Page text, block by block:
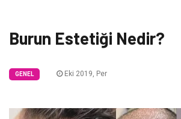
Burun Estetiği Nedir?
GENEL Eki 2019, Per